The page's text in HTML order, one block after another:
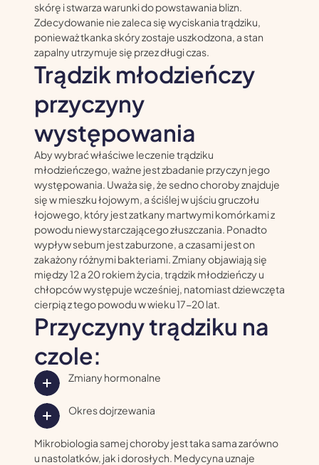
skórę i stwarza warunki do powstawania blizn.
Zdecydowanie nie zaleca się wyciskania trądziku,
ponieważ tkanka skóry zostaje uszkodzona, a stan
zapalny utrzymuje się przez długi czas.
Trądzik młodzieńczy
przyczyny
występowania
Aby wybrać właściwe leczenie trądziku
młodzieńczego, ważne jest zbadanie przyczyn jego
występowania. Uważa się, że sedno choroby znajduje
się w mieszku łojowym, a ściślej w ujściu gruczołu
łojowego, który jest zatkany martwymi komórkami z
powodu niewystarczającego złuszczania. Ponadto
wypływ sebum jest zaburzone, a czasami jest on
zakażony różnymi bakteriami. Zmiany objawiają się
między 12 a 20 rokiem życia, trądzik młodzieńczy u
chłopców występuje wcześniej, natomiast dziewczęta
cierpią z tego powodu w wieku 17-20 lat.
Przyczyny trądziku na
czole:
Zmiany hormonalne
Okres dojrzewania
Mikrobiologia samej choroby jest taka sama zarówno
u nastolatków, jak i dorosłych. Medycyna uznaje